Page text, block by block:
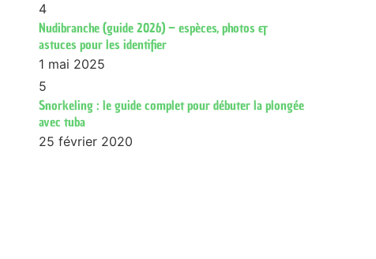
4
Nudibranche (guide 2026) – espèces, photos &
astuces pour les identifier
1 mai 2025
5
Snorkeling : le guide complet pour débuter la plongée
avec tuba
25 février 2020